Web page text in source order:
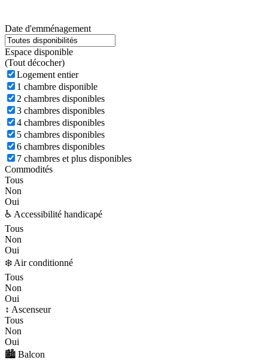
Date d'emménagement
Espace disponible
(Tout décocher)
Logement entier
1 chambre disponible
2 chambres disponibles
3 chambres disponibles
4 chambres disponibles
5 chambres disponibles
6 chambres disponibles
7 chambres et plus disponibles
Commodités
Tous
Non
Oui
♿ Accessibilité handicapé
Tous
Non
Oui
❄️ Air conditionné
Tous
Non
Oui
↕️ Ascenseur
Tous
Non
Oui
🏙️ Balcon